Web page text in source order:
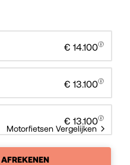
€ 14.100
€ 13.100
€ 13.100
Motorfietsen Vergelijken